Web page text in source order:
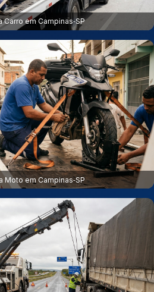
Carro em Campinas‑SP
Moto em Campinas‑SP